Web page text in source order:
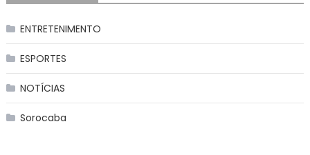
ENTRETENIMENTO
ESPORTES
NOTÍCIAS
Sorocaba